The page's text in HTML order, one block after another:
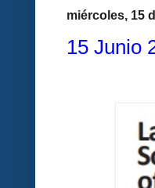
miércoles, 15
15 Junio